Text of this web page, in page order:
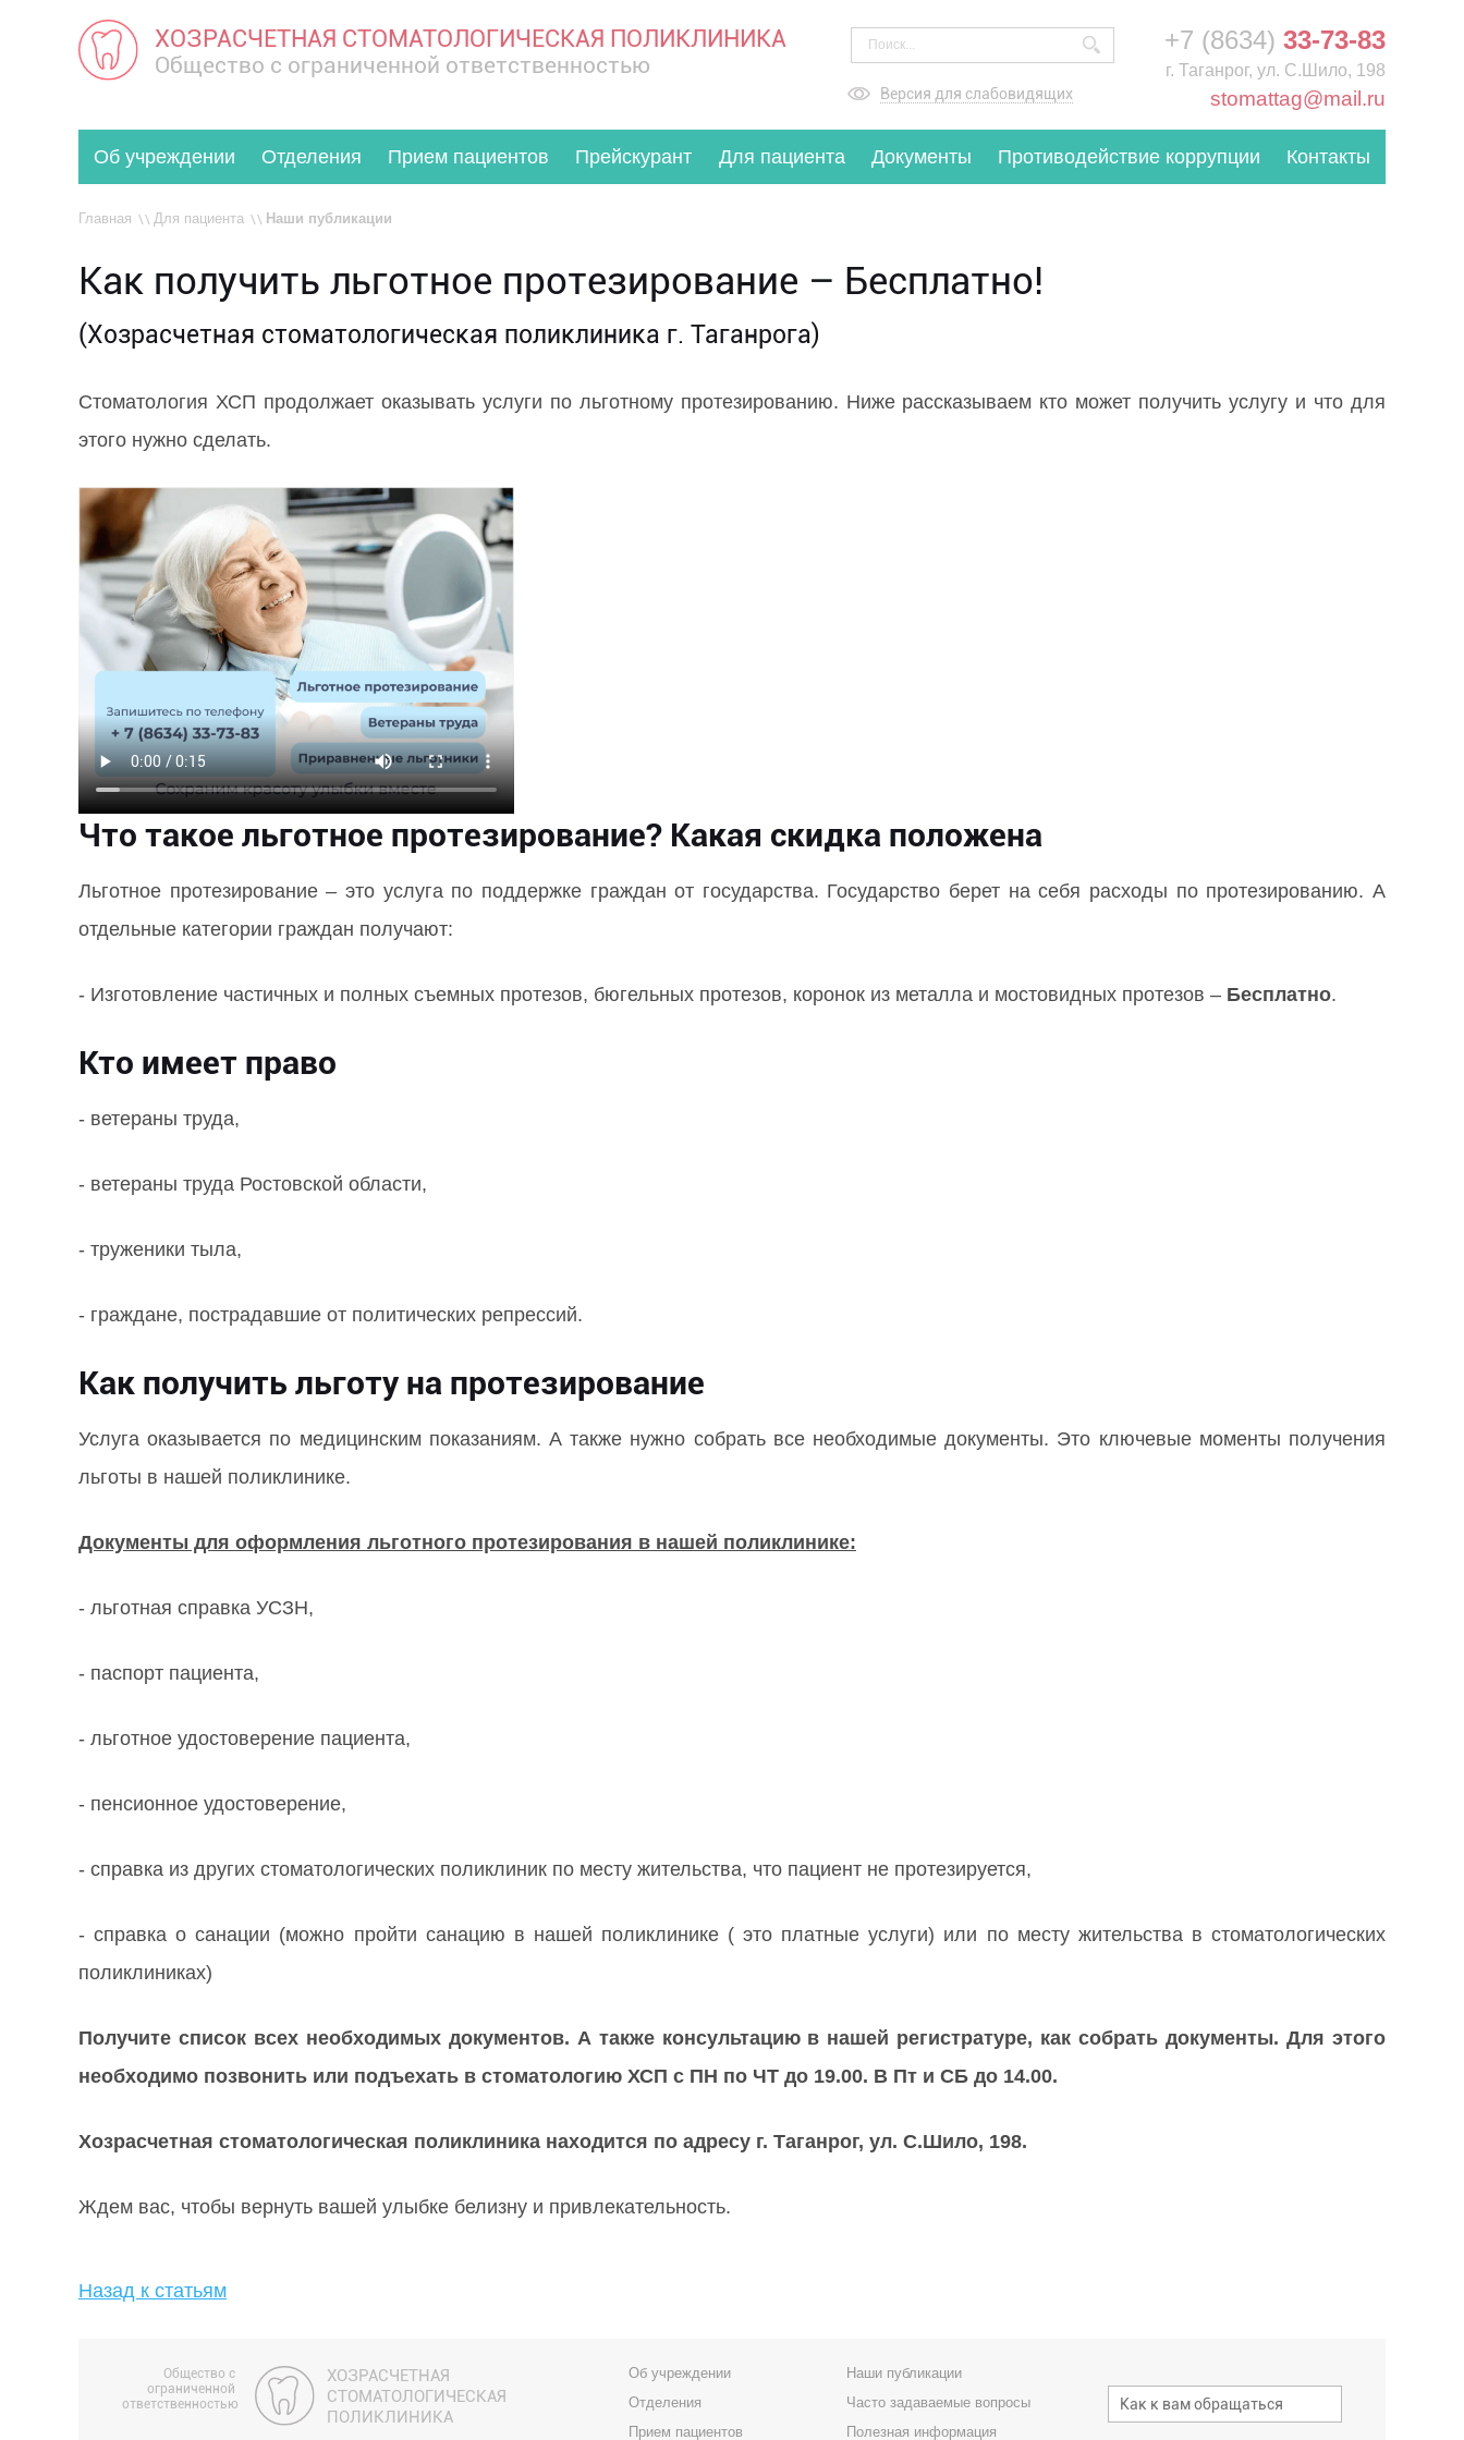
ХОЗРАСЧЕТНАЯ СТОМАТОЛОГИЧЕСКАЯ ПОЛИКЛИНИКА
Общество с ограниченной ответственностью
Версия для слабовидящих
+7 (8634) 33-73-83
г. Таганрог, ул. С.Шило, 198
stomattag@mail.ru
Об учреждении Отделения Прием пациентов Прейскурант Для пациента Документы Противодействие коррупции Контакты
Главная Для пациента Наши публикации
Как получить льготное протезирование – Бесплатно!
(Хозрасчетная стоматологическая поликлиника г. Таганрога)
Стоматология ХСП продолжает оказывать услуги по льготному протезированию. Ниже рассказываем кто может получить услугу и что для
этого нужно сделать.
Что такое льготное протезирование? Какая скидка положена
Льготное протезирование – это услуга по поддержке граждан от государства. Государство берет на себя расходы по протезированию. А
отдельные категории граждан получают:
- Изготовление частичных и полных съемных протезов, бюгельных протезов, коронок из металла и мостовидных протезов – Бесплатно.
Кто имеет право
- ветераны труда,
- ветераны труда Ростовской области,
- труженики тыла,
- граждане, пострадавшие от политических репрессий.
Как получить льготу на протезирование
Услуга оказывается по медицинским показаниям. А также нужно собрать все необходимые документы. Это ключевые моменты получения
льготы в нашей поликлинике.
Документы для оформления льготного протезирования в нашей поликлинике:
- льготная справка УСЗН,
- паспорт пациента,
- льготное удостоверение пациента,
- пенсионное удостоверение,
- справка из других стоматологических поликлиник по месту жительства, что пациент не протезируется,
- справка о санации (можно пройти санацию в нашей поликлинике ( это платные услуги) или по месту жительства в стоматологических
поликлиниках)
Получите список всех необходимых документов. А также консультацию в нашей регистратуре, как собрать документы. Для этого
необходимо позвонить или подъехать в стоматологию ХСП с ПН по ЧТ до 19.00. В Пт и СБ до 14.00.
Хозрасчетная стоматологическая поликлиника находится по адресу г. Таганрог, ул. С.Шило, 198.
Ждем вас, чтобы вернуть вашей улыбке белизну и привлекательность.
Назад к статьям
Общество с
ограниченной
ответственностью
ХОЗРАСЧЕТНАЯ
СТОМАТОЛОГИЧЕСКАЯ
ПОЛИКЛИНИКА
Об учреждении
Отделения
Прием пациентов
Наши публикации
Часто задаваемые вопросы
Полезная информация